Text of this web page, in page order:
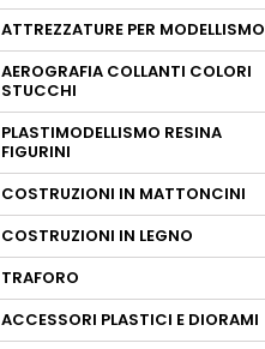
ATTREZZATURE PER MODELLISMO
AEROGRAFIA COLLANTI COLORI
STUCCHI
PLASTIMODELLISMO RESINA
FIGURINI
COSTRUZIONI IN MATTONCINI
COSTRUZIONI IN LEGNO
TRAFORO
ACCESSORI PLASTICI E DIORAMI